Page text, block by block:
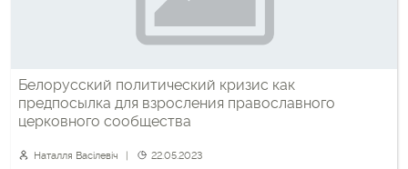
Белорусский политический кризис как
предпосылка для взросления православного
церковного сообщества
Наталля Васілевіч 22.05.2023